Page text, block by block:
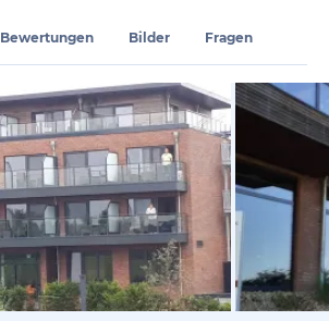
Bewertungen Bilder Fragen
von